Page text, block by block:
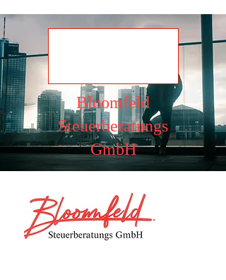
Bloomfeld
Steuerberatungs
GmbH